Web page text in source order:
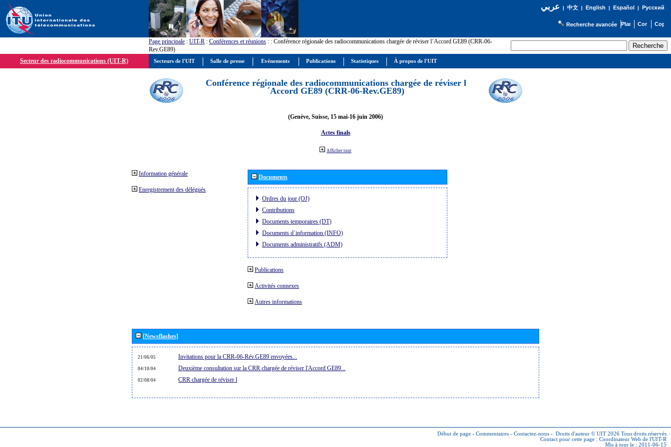
عربي| 中文| English | Español | Русский
Recherche avancée
Page principale : UIT-R : Conférences et réunions : : Conférence régionale des radiocommunications chargée de réviser l´Accord GE89 (CRR-06-
Rev.GE89)
Secteur des radiocommunications (UIT-R)
Conférence régionale des radiocommunications chargée de réviser l
´Accord GE89 (CRR-06-Rev.GE89)
(Genève, Suisse, 15 mai-16 juin 2006)
Actes finals
Afficher tout
Information générale
Enregistrement des délégués
Documents
Ordres du jour (OJ)
Contributions
Documents temporaires (DT)
Documents d´information (INFO)
Documents administratifs (ADM)
Publications
Activités connexes
Autres informations
[Newsflashes]
21/06/05 Invitations pour la CRR-06-Rév.GE89 envoyées...
04/10/04 Deuxième consultation sur la CRR chargée de réviser l'Accord GE89...
02/08/04 CRR chargée de réviser l
Début de page - Commentaires - Contactez-nous - Droits d'auteur © UIT 2026 Tous droits réservés
Contact pour cette page : Coordinateur Web de l'UIT-R
Mis à jour le : 2011-06-15
Secteurs de l'UIT Salle de presse Evénements Publications Statistiques À propos de l'UIT